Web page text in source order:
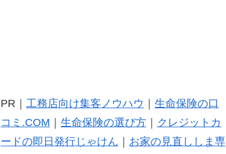
PR｜ 工務店向け集客ノウハウ
生命保険の口
コミ.COM
生命保険の選び方｜
クレジットカ
ードの即日発行じゃけん
お家の見直ししま専